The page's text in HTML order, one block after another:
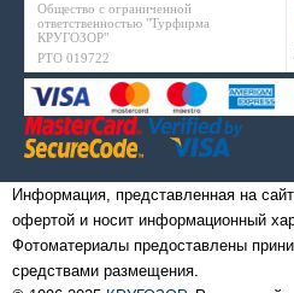
Общество с ограниченной
ответственностью "Турфирма
КРУГОЗОР"
РТО 019722
Информация, представленная на
офертой и носит информационный
Фотоматериалы предоставлены
средствами размещения.